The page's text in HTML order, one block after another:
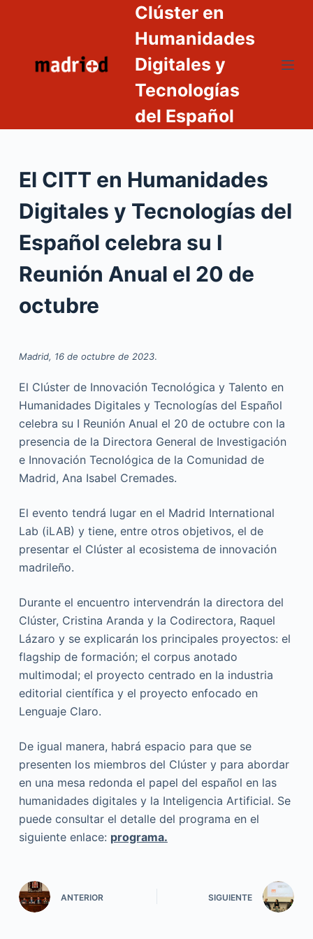
e
n
o
Clúster en
Humanidades
Digitales y
Tecnologías
del Español
El CITT en Humanidades
Digitales y Tecnologías del
Español celebra su I
Reunión Anual el 20 de
octubre
Madrid, 16 de octubre de 2023.
El Clúster de Innovación Tecnológica y Talento en
Humanidades Digitales y Tecnologías del Español
celebra su I Reunión Anual el 20 de octubre con la
presencia de la Directora General de Investigación
e Innovación Tecnológica de la Comunidad de
Madrid, Ana Isabel Cremades.
El evento tendrá lugar en el Madrid International
Lab (iLAB) y tiene, entre otros objetivos, el de
presentar el Clúster al ecosistema de innovación
madrileño.
Durante el encuentro intervendrán la directora del
Clúster, Cristina Aranda y la Codirectora, Raquel
Lázaro y se explicarán los principales proyectos: el
flagship de formación; el corpus anotado
multimodal; el proyecto centrado en la industria
editorial científica y el proyecto enfocado en
Lenguaje Claro.
De igual manera, habrá espacio para que se
presenten los miembros del Clúster y para abordar
en una mesa redonda el papel del español en las
humanidades digitales y la Inteligencia Artificial. Se
puede consultar el detalle del programa en el
siguiente enlace: programa.
ANTERIOR SIGUIENTE